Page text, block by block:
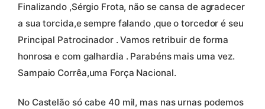
Finalizando ,Sérgio Frota, não se cansa de agradecer
a sua torcida,e sempre falando ,que o torcedor é seu
Principal Patrocinador . Vamos retribuir de forma
honrosa e com galhardia . Parabéns mais uma vez.
Sampaio Corrêa,uma Força Nacional.
No Castelão só cabe 40 mil, mas nas urnas podemos